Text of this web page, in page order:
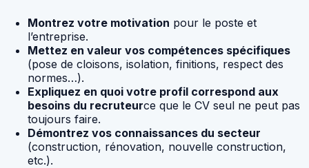
Montrez votre motivation pour le poste et
l’entreprise.
Mettez en valeur vos compétences spécifiques
(pose de cloisons, isolation, finitions, respect des
normes…).
Expliquez en quoi votre profil correspond aux
besoins du recruteurce que le CV seul ne peut pas
toujours faire.
Démontrez vos connaissances du secteur
(construction, rénovation, nouvelle construction,
etc.).